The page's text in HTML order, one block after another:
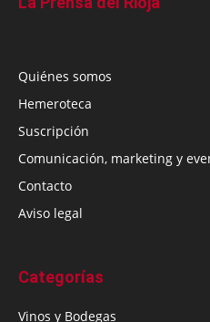
Quiénes somos
Hemeroteca
Suscripción
Comunicación, marketing y
Contacto
Aviso legal
Categorías
Vinos y Bodegas